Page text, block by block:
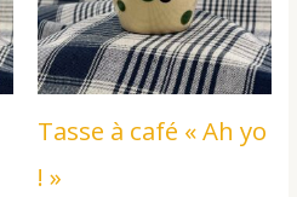
Tasse à café « Ah yo
! »